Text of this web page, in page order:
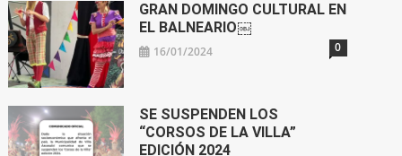
GRAN DOMINGO CULTURAL EN
EL BALNEARIO￼
16/01/2024 0
SE SUSPENDEN LOS
“CORSOS DE LA VILLA”
EDICIÓN 2024